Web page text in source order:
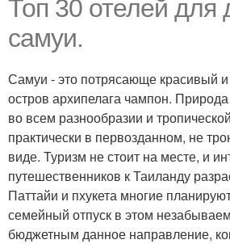
Топ 30 отелей для
самуи.
Самуи - это потрясающе красивый
остров архипелага чампон.
во всем разнообразии и
практически в первозданном, не
виде. Туризм не стоит на месте, и
путешественников к Таиланду
Паттайи и пхукета многие
семейный отпуск в этом
бюджетным данное направление,